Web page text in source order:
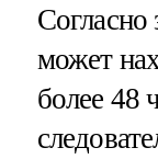
Согласно
может
более 48